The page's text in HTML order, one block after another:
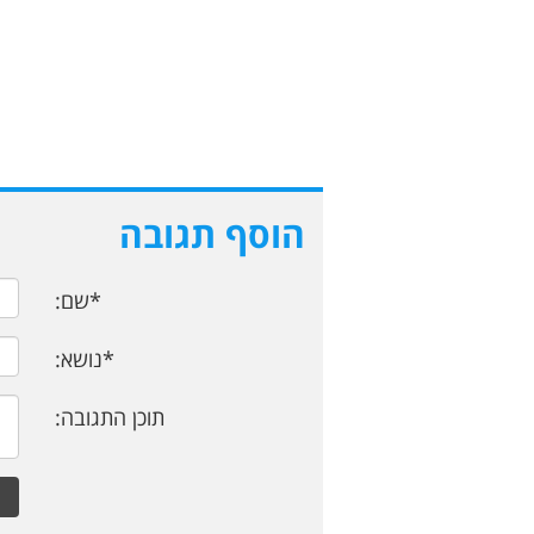
הוסף תגובה
*שם:
*נושא:
תוכן התגובה: